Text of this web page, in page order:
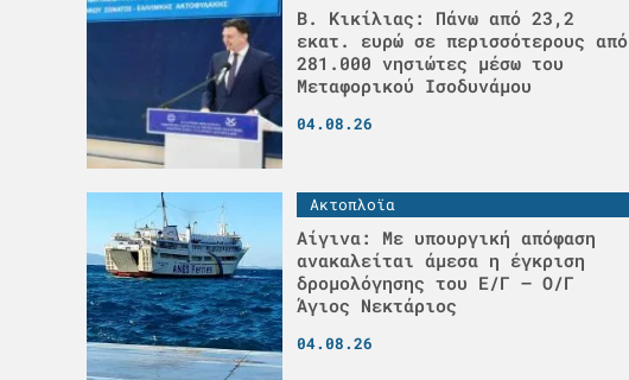
Β. Κικίλιας: Πάνω από 23,2
εκατ. ευρώ σε περισσότερους από
281.000 νησιώτες μέσω του
Μεταφορικού Ισοδυνάμου
04.08.26
Ακτοπλοϊα
Αίγινα: Με υπουργική απόφαση
ανακαλείται άμεσα η έγκριση
δρομολόγησης του Ε/Γ – Ο/Γ
Άγιος Νεκτάριος
04.08.26